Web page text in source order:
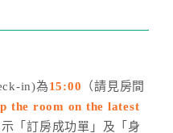
四方通行
次日計算及辦理。
in)為15:00 （請見房間
the room on the latest
「訂房成功單」及「身